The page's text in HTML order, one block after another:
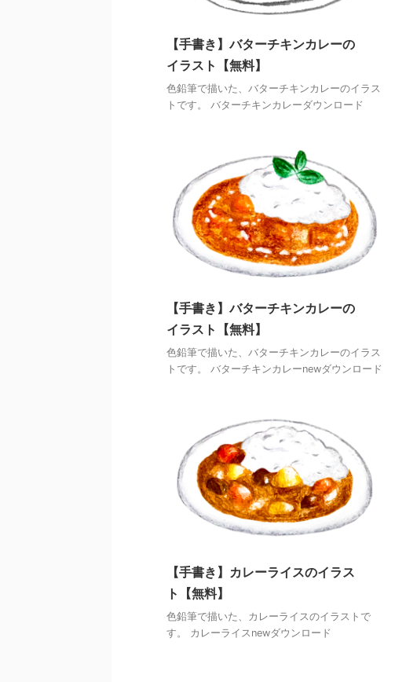
【手書き】バターチキンカレーの
イラスト【無料】
色鉛筆で描いた、バターチキンカレーのイラス
トです。 バターチキンカレーダウンロード
【手書き】バターチキンカレーの
イラスト【無料】
色鉛筆で描いた、バターチキンカレーのイラス
トです。 バターチキンカレーnewダウンロード
【手書き】カレーライスのイラス
ト【無料】
色鉛筆で描いた、カレーライスのイラストで
す。 カレーライスnewダウンロード